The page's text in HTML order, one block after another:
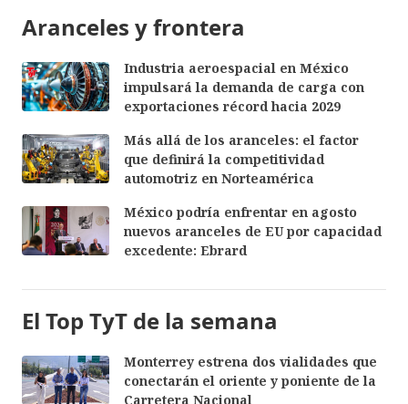
Aranceles y frontera
Industria aeroespacial en México
impulsará la demanda de carga con
exportaciones récord hacia 2029
Más allá de los aranceles: el factor
que definirá la competitividad
automotriz en Norteamérica
México podría enfrentar en agosto
nuevos aranceles de EU por capacidad
excedente: Ebrard
El Top TyT de la semana
Monterrey estrena dos vialidades que
conectarán el oriente y poniente de la
Carretera Nacional